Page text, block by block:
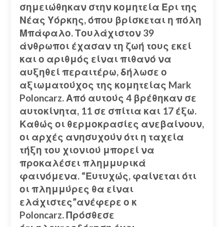
σημειώθηκαν στην κομητεία Έρι της
Νέας Υόρκης, όπου βρίσκεται η πόλη
Μπάφαλο.Τουλάχιστον 39
άνθρωποι έχασαν τη ζωή τους εκεί
και ο αριθμός είναι πιθανό να
αυξηθεί περαιτέρω, δήλωσε ο
αξιωματούχος της κομητείας Mark
Poloncarz. Από αυτούς 4 βρέθηκαν σε
αυτοκίνητα, 11 σε σπίτια και 17 έξω.
Καθώς οι θερμοκρασίες ανεβαίνουν,
οι αρχές ανησυχούν ότι η ταχεία
τήξη του χιονιού μπορεί να
προκαλέσει πλημμυρικά
φαινόμενα. “Ευτυχώς, φαίνεται ότι
οι πλημμύρες θα είναι
ελάχιστες”ανέφερε ο κ
Poloncarz.Πρόσθεσε